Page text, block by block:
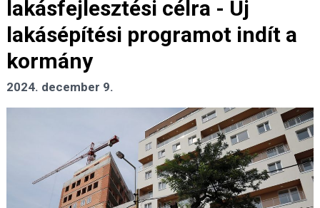
lakásfejlesztési célra - Új
lakásépítési programot indít a
kormány
2024. december 9.